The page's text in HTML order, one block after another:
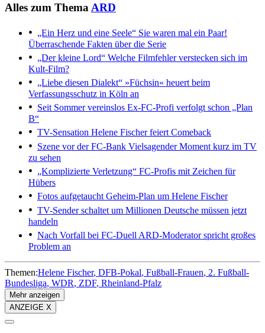
Alles zum Thema ARD
„Ein Herz und eine Seele“ Sie waren mal ein Paar!
Überraschende Fakten über die Serie
„Der kleine Lord“ Welche Filmfehler verstecken sich im
Kult-Film?
„Liebe diesen Dialekt“ »Füchsin« heuert beim
Verfassungsschutz in Köln an
Seit Sommer vereinslos Ex-FC-Profi verfolgt schon „Plan
B“
TV-Sensation Helene Fischer feiert Comeback
Szene vor der FC-Bank Vielsagender Moment kurz im TV
zu sehen
„Komplizierte Verletzung“ FC-Profis mit Zeichen für
Hübers
Fotos aufgetaucht Geheim-Plan um Helene Fischer
TV-Sender schaltet um Millionen Deutsche müssen jetzt
handeln
Nach Vorfall bei FC-Duell ARD-Moderator spricht großes
Problem an
Themen:Helene Fischer DFB-Pokal Fußball-Frauen 2. Fußball-
Bundesliga WDR ZDF Rheinland-Pfalz
Mehr anzeigen
ANZEIGE X